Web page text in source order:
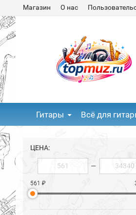
Магазин О нас
Гитары Всё для
ЦЕНА:
—
561 ₽